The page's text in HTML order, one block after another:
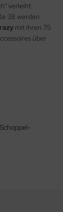
verleiht.
38 werden
mit ihren 75
über